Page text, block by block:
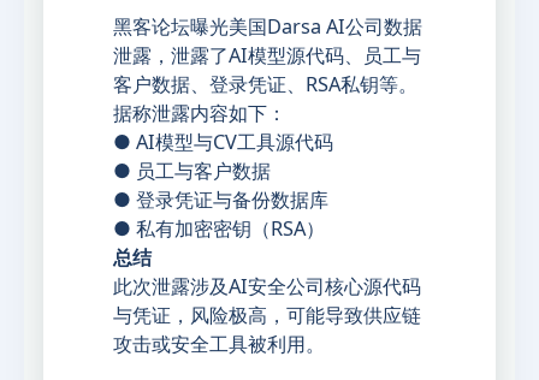
黑客论坛曝光美国Darsa AI公司数据
泄露，泄露了AI模型源代码、员工与
客户数据、登录凭证、RSA私钥等。
据称泄露内容如下：
● AI模型与CV工具源代码
● 员工与客户数据
● 登录凭证与备份数据库
● 私有加密密钥（RSA）
总结
此次泄露涉及AI安全公司核心源代码
与凭证，风险极高，可能导致供应链
攻击或安全工具被利用。